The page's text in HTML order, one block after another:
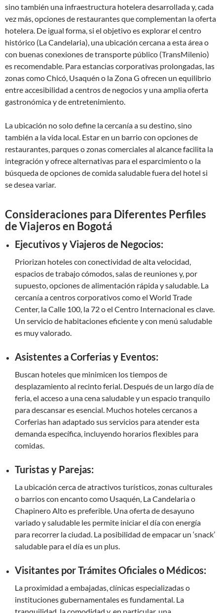
sino también una infraestructura hotelera desarrollada y, cada
vez más, opciones de restaurantes que complementan la oferta
hotelera. De igual forma, si el objetivo es explorar el centro
histórico (La Candelaria), una ubicación cercana a esta área o
con buenas conexiones de transporte público (TransMilenio)
es recomendable. Para estancias corporativas prolongadas, las
zonas como Chicó, Usaquén o la Zona G ofrecen un equilibrio
entre accesibilidad a centros de negocios y una amplia oferta
gastronómica y de entretenimiento.
La ubicación no solo define la cercanía a su destino, sino
también a la vida local. Estar en un barrio con opciones de
restaurantes, parques o zonas comerciales al alcance facilita la
integración y ofrece alternativas para el esparcimiento o la
búsqueda de opciones de comida saludable fuera del hotel si
se desea variar.
Consideraciones para Diferentes Perfiles
de Viajeros en Bogotá
Ejecutivos y Viajeros de Negocios:
Priorizan hoteles con conectividad de alta velocidad,
espacios de trabajo cómodos, salas de reuniones y, por
supuesto, opciones de alimentación rápida y saludable. La
cercanía a centros corporativos como el World Trade
Center, la Calle 100, la 72 o el Centro Internacional es clave.
Un servicio de habitaciones eficiente y con menú saludable
es muy valorado.
Asistentes a Corferias y Eventos:
Buscan hoteles que minimicen los tiempos de
desplazamiento al recinto ferial. Después de un largo día de
feria, el acceso a una cena saludable y un espacio tranquilo
para descansar es esencial. Muchos hoteles cercanos a
Corferias han adaptado sus servicios para atender esta
demanda específica, incluyendo horarios flexibles para
comidas.
Turistas y Parejas:
La ubicación cerca de atractivos turísticos, zonas culturales
o barrios con encanto como Usaquén, La Candelaria o
Chapinero Alto es preferible. Una oferta de desayuno
variado y saludable les permite iniciar el día con energía
para recorrer la ciudad. La posibilidad de empacar un ‘snack’
saludable para el día es un plus.
Visitantes por Trámites Oficiales o Médicos:
La proximidad a embajadas, clínicas especializadas o
instituciones gubernamentales es fundamental. La